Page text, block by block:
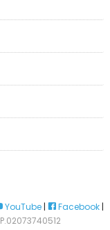
YouTube| Facebook|
P.02073740512